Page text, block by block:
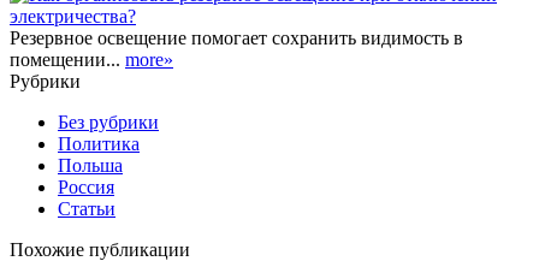
Резервное освещение помогает сохранить видимость в
помещении... more»
Рубрики
Без рубрики
Политика
Польша
Россия
Статьи
Похожие публикации